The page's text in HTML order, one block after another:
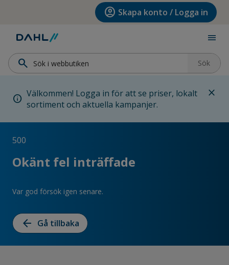
Hoppa till huvudinnehållet account_circle Skapa konto / Logga in
menu
search Sök
info Välkommen! Logga in för att se priser, lokalt
sortiment och aktuella kampanjer.
close
500
Okänt fel inträffade
Var god försök igen senare.
arrow_back Gå tillbaka